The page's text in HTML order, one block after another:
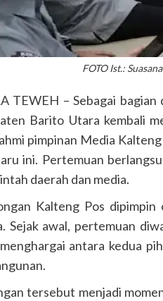
FOTO Ist.:
TEWEH – Sebagai
Barito Utara kembali
pimpinan Media
ini. Pertemuan
daerah dan media.
Kalteng Pos
Sejak awal, pertemuan
antara kedua
tersebut menjadi